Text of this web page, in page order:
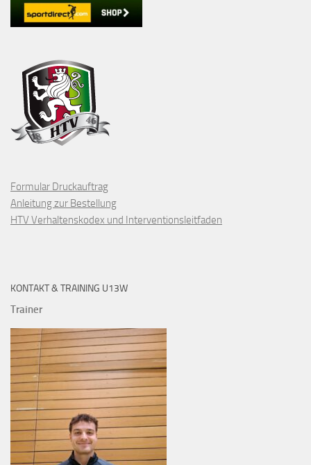
Formular Druckauftrag
Anleitung zur Bestellung
HTV Verhaltenskodex und Interventionsleitfaden
KONTAKT & TRAINING U13W
Trainer